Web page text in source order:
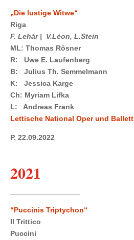
„Die lustige Witwe“
Riga
F. Lehár | V.Léon, L.Stein
ML: Thomas Rösner
R: Uwe E. Laufenberg
B: Julius Th. Semmelmann
K: Jessica Karge
Ch: Myriam Lifka
L: Andreas Frank
Lettische National Oper und Ballett
P. 22.09.2022
2021
“Puccinis Triptychon“
Il Trittico
Puccini